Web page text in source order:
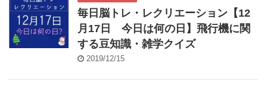
毎日脳トレ・レクリエーション【12
月17日 今日は何の日】飛行機に関
する豆知識・雑学クイズ
2019/12/15